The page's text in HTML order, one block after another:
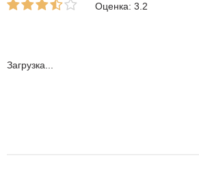
Оценка: 3.2
Загрузка...